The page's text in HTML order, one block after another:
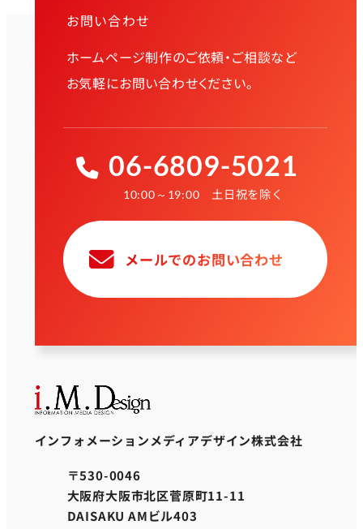
お問い合わせ
ホームページ制作のご依頼・ご相談など
お気軽にお問い合わせください。
06-6809-5021
10:00～19:00 土日祝を除く
メールでのお問い合わせ
インフォメーションメディアデザイン株式会社
〒530-0046
大阪府大阪市北区菅原町11-11
DAISAKU AMビル403